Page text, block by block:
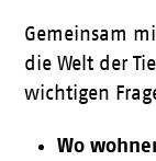
Gemeinsam
die Welt der
wichtigen
Wo